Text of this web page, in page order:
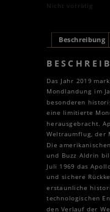
Nicht vorrätig
Beschreibung
Das Jahr 2019
Mondlandung im
besonderen
eine limitierte
herausgebracht.
Weltraumflug, der
Die
und Buzz Aldrin
Juli 1969 das
und sichere
erstaunliche
technologischen
den Verlauf der